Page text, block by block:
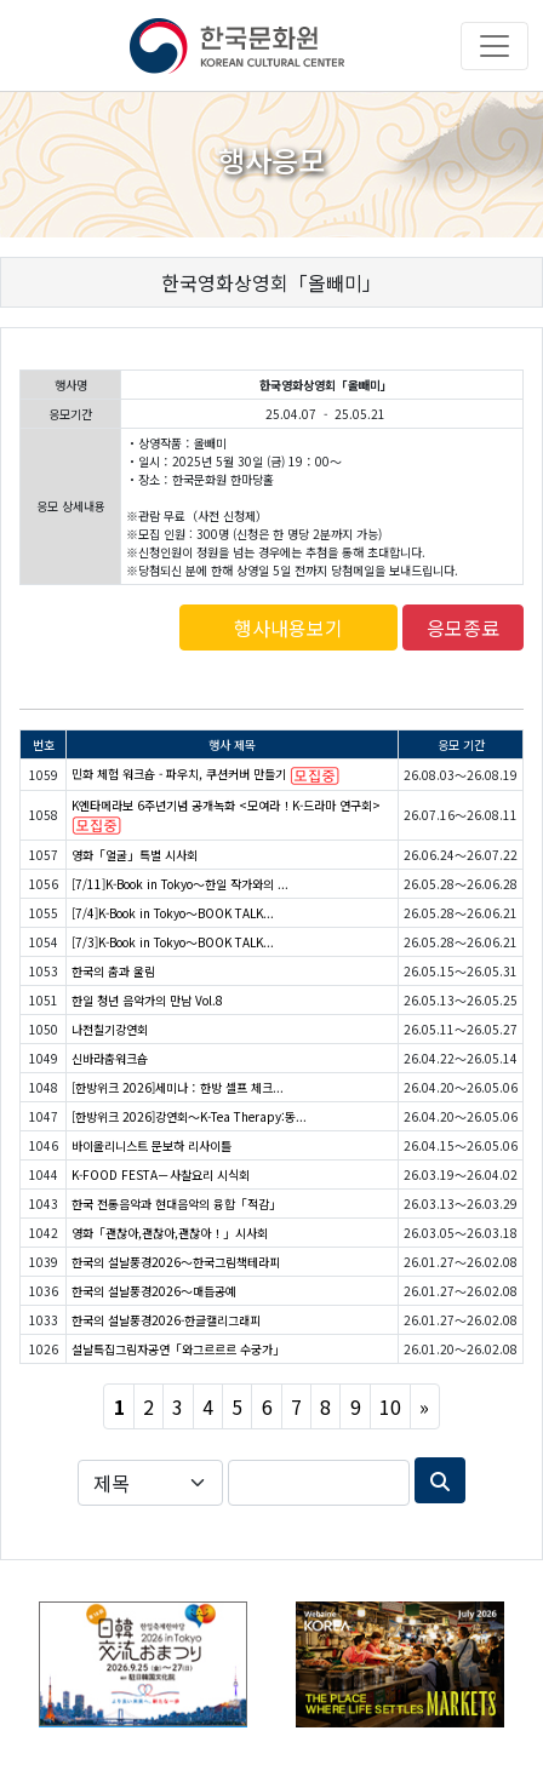
행사응모
한국영화상영회「올빼미」
행사명
한국영화상영회「올빼미」
응모기간
25.04.07 - 25.05.21
응모 상세내용
・상영작품：올빼미
・일시：2025년 5월 30일 (금) 19：00～
・장소：한국문화원 한마당홀
※관람 무료（사전 신청제）
※모집 인원 : 300명 (신청은 한 명당 2분까지 가능)
※신청인원이 정원을 넘는 경우에는 추첨을 통해 초대합니다.
※당첨되신 분에 한해 상영일 5일 전까지 당첨메일을 보내드립니다.
행사내용보기 응모종료
번호 행사 제목
응모 기간
1059
민화 체험 워크숍 - 파우치, 쿠션커버 만들기 26.08.03～26.08.19
1058
K엔타메라보 6주년기념 공개녹화 <모여라！K-드라마 연구회>
26.07.16～26.08.11
1057 영화「얼굴」특별 시사회
26.06.24～26.07.22
1056
[7/11]K-Book in Tokyo～한일 작가와의 ...
26.05.28～26.06.28
1055
[7/4]K-Book in Tokyo～BOOK TALK...
26.05.28～26.06.21
1054
[7/3]K-Book in Tokyo～BOOK TALK...
26.05.28～26.06.21
1053
한국의 춤과 울림
26.05.15～26.05.31
1051
한일 청년 음악가의 만남 Vol.8
26.05.13～26.05.25
1050
나전칠기강연회
26.05.11～26.05.27
1049
신바라춤워크숍
26.04.22～26.05.14
1048
[한방위크 2026]세미나：한방 셀프 체크...
26.04.20～26.05.06
1047
[한방위크 2026]강연회〜K-Tea Therapy:동...
26.04.20～26.05.06
1046
바이올리니스트 문보하 리사이틀
26.04.15～26.05.06
1044
K-FOOD FESTA－사찰요리 시식회
26.03.19～26.04.02
1043
한국 전통음악과 현대음악의 융합「적감」
26.03.13～26.03.29
1042
영화「괜찮아,괜찮아,괜찮아！」시사회
26.03.05～26.03.18
1039
한국의 설날풍경2026〜한국그림책테라피
26.01.27～26.02.08
1036
한국의 설날풍경2026〜매듭공예
26.01.27～26.02.08
1033
한국의 설날풍경2026-한글캘리그래피
26.01.27～26.02.08
1026
설날특집그림자공연「와그르르르 수궁가」 26.01.20～26.02.08
1 2 3 4 5 6 7 8 9 10 »